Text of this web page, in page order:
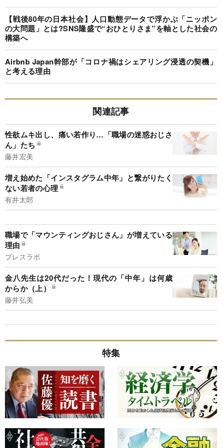
【戦後80年の日本社会】人口動態データで浮かぶ「ニッポン
の大問題」とは?SNS隆盛で“おひとりさま”を軸とした社会の
構築へ
Airbnb Japan幹部が「コロナ禍はシェアリング浸透の契機」
と考える理由
関連記事
性欲ムキ出し、痛い若作り…「職場の迷惑おじさ
ん」たち
藤井宏美
増え始めた「インスタグラム中年」と繋がりたく
ない若者の心理
有井太郎
職場で「マウンティングおじさん」が増えている
理由
プレスラボ
金八先生は20代だった！現代の「中年」は何歳
からか（上）
藤井弘美
特集